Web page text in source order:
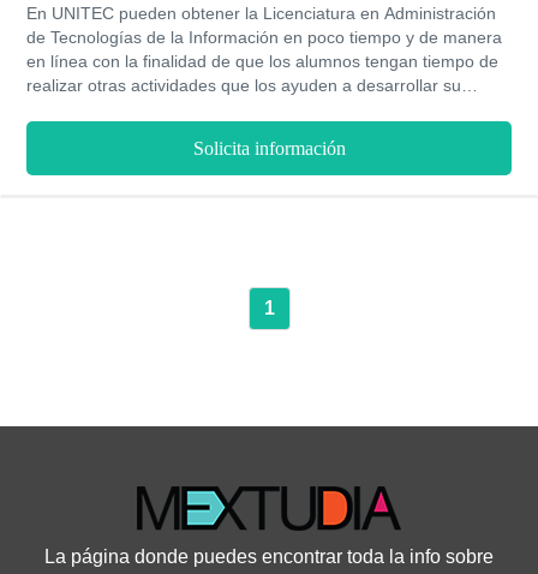
donde te encuentres y a cualquier hora del día.
En UNITEC pueden obtener la Licenciatura en Administración
de Tecnologías de la Información en poco tiempo y de manera
en línea con la finalidad de que los alumnos tengan tiempo de
realizar otras actividades que los ayuden a desarrollar su
Tecnologías de la Información.Solicita información
1
La página donde puedes encontrar toda la info sobre